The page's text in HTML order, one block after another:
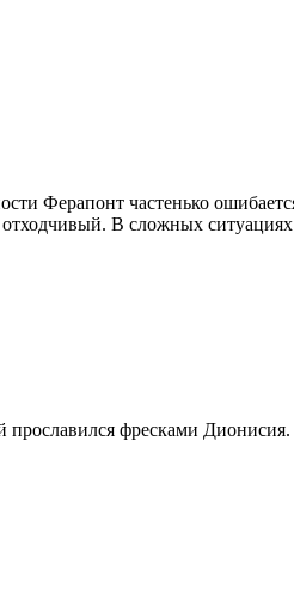
Ферапонт частенько
В сложных
фресками Дионисия.